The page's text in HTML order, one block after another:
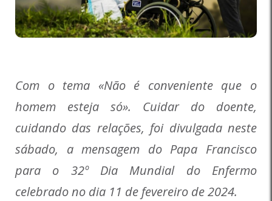
Com o tema «Não é conveniente que o
homem esteja só». Cuidar do doente,
cuidando das relações, foi divulgada neste
sábado, a mensagem do Papa Francisco
para o 32º Dia Mundial do Enfermo
celebrado no dia 11 de fevereiro de 2024.